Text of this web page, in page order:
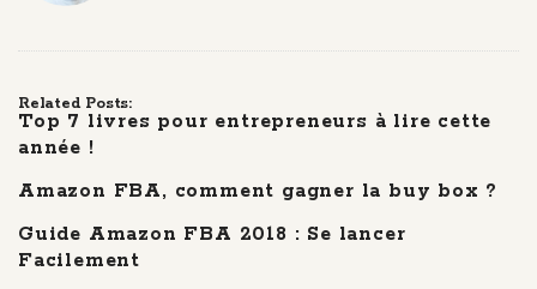
Related Posts:
Top 7 livres pour entrepreneurs à lire cette
année !
Amazon FBA, comment gagner la buy box ?
Guide Amazon FBA 2018 : Se lancer
Facilement